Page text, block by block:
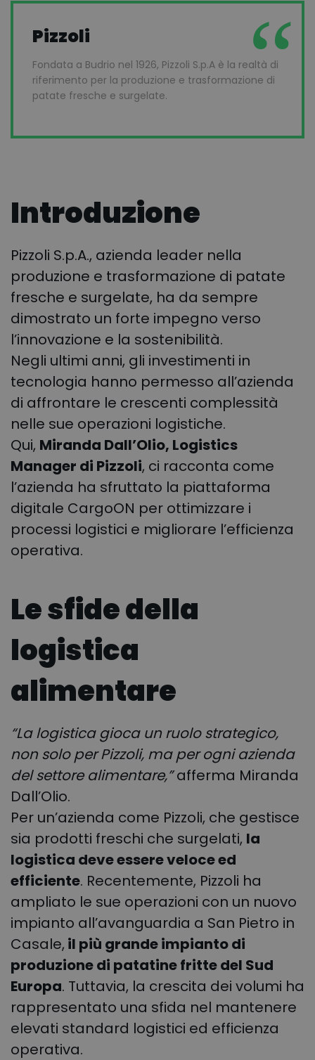
Pizzoli
Fondata a Budrio nel 1926, Pizzoli S.p.A è la realtà di
riferimento per la produzione e trasformazione di
patate fresche e surgelate.
Introduzione
Pizzoli S.p.A., azienda leader nella
produzione e trasformazione di patate
fresche e surgelate, ha da sempre
dimostrato un forte impegno verso
l’innovazione e la sostenibilità.
Negli ultimi anni, gli investimenti in
tecnologia hanno permesso all’azienda
di affrontare le crescenti complessità
nelle sue operazioni logistiche.
Qui, Miranda Dall’Olio, Logistics
Manager di Pizzoli, ci racconta come
l’azienda ha sfruttato la piattaforma
digitale CargoON per ottimizzare i
processi logistici e migliorare l’efficienza
operativa.
Le sfide della
logistica
alimentare
“La logistica gioca un ruolo strategico,
non solo per Pizzoli, ma per ogni azienda
del settore alimentare,”afferma Miranda
Dall’Olio.
Per un’azienda come Pizzoli, che gestisce
sia prodotti freschi che surgelati, la
logistica deve essere veloce ed
efficiente. Recentemente, Pizzoli ha
ampliato le sue operazioni con un nuovo
impianto all’avanguardia a San Pietro in
Casale, il più grande impianto di
produzione di patatine fritte del Sud
Europa. Tuttavia, la crescita dei volumi ha
rappresentato una sfida nel mantenere
elevati standard logistici ed efficienza
operativa.